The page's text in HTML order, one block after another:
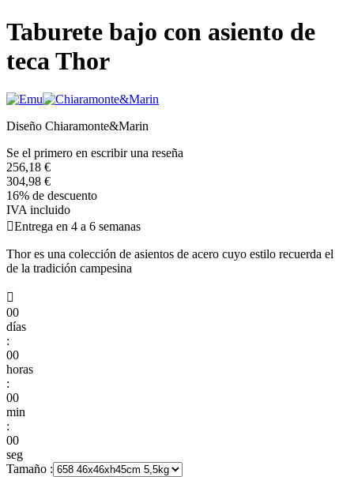
Taburete bajo con asiento de
teca Thor
Diseño Chiaramonte&Marin
Se el primero en escribir una reseña
256,18 €
304,98 €
16% de descuento
IVA incluido
Entrega en 4 a 6 semanas
Thor es una colección de asientos de acero cuyo estilo recuerda el
de la tradición campesina

00
días
:
00
horas
:
00
min
:
00
seg
Tamaño :